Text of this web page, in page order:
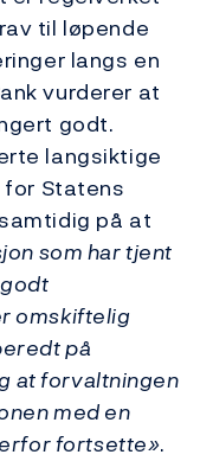
til løpende
langs en
vurderer at
godt.
langsiktige
Statens
på at
som har tjent
omskiftelig
på
at forvaltningen
med en
fortsette».